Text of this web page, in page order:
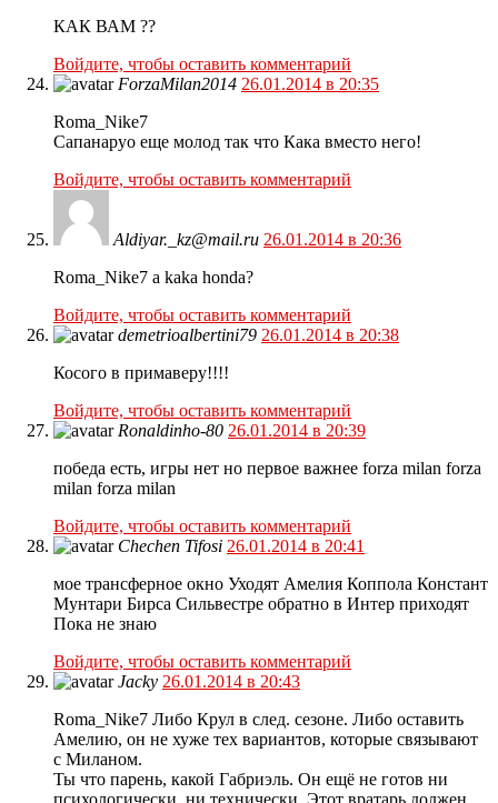
КАК ВАМ ??
Войдите, чтобы оставить комментарий
ForzaMilan2014 26.01.2014 в 20:35
Roma_Nike7
Сапанаруо еще молод так что Кака вместо него!
Войдите, чтобы оставить комментарий
Aldiyar._kz@mail.ru 26.01.2014 в 20:36
Roma_Nike7 a kaka honda?
Войдите, чтобы оставить комментарий
demetrioalbertini79 26.01.2014 в 20:38
Косого в примаверу!!!!
Войдите, чтобы оставить комментарий
Ronaldinho-80 26.01.2014 в 20:39
победа есть, игры нет но первое важнее forza milan forza
milan forza milan
Войдите, чтобы оставить комментарий
Chechen Tifosi 26.01.2014 в 20:41
мое трансферное окно Уходят Амелия Коппола Констант
Мунтари Бирса Сильвестре обратно в Интер приходят
Пока не знаю
Войдите, чтобы оставить комментарий
Jacky 26.01.2014 в 20:43
Roma_Nike7 Либо Крул в след. сезоне. Либо оставить
Амелию, он не хуже тех вариантов, которые связывают
с Миланом.
Ты что парень, какой Габриэль. Он ещё не готов ни